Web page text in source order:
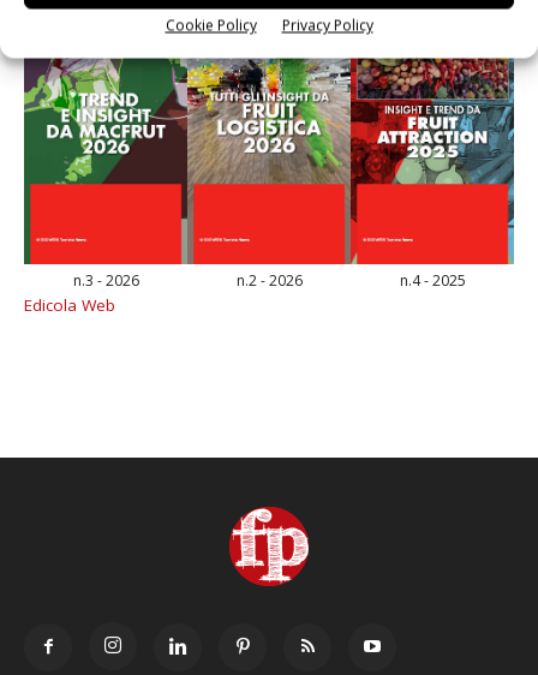
Cookie Policy Privacy Policy
n.3 - 2026 n.2 - 2026 n.4 - 2025
Edicola Web